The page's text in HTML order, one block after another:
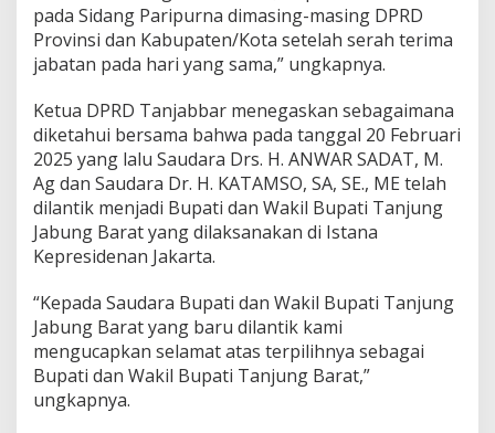
pada Sidang Paripurna dimasing-masing DPRD
Provinsi dan Kabupaten/Kota setelah serah terima
jabatan pada hari yang sama,” ungkapnya.
Ketua DPRD Tanjabbar menegaskan sebagaimana
diketahui bersama bahwa pada tanggal 20 Februari
2025 yang lalu Saudara Drs. H. ANWAR SADAT, M.
Ag dan Saudara Dr. H. KATAMSO, SA, SE., ME telah
dilantik menjadi Bupati dan Wakil Bupati Tanjung
Jabung Barat yang dilaksanakan di Istana
Kepresidenan Jakarta.
“Kepada Saudara Bupati dan Wakil Bupati Tanjung
Jabung Barat yang baru dilantik kami
mengucapkan selamat atas terpilihnya sebagai
Bupati dan Wakil Bupati Tanjung Barat,”
ungkapnya.